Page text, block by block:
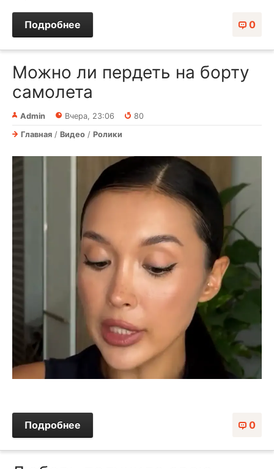
0
Подробнее
Можно ли пердеть на борту
самолета
Admin Вчера, 23:06
80
Главная / Видео / Ролики
0
Подробнее